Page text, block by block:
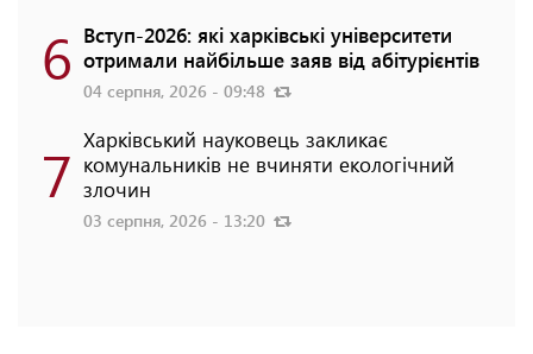
6 Вступ-2026: які харківські університети
отримали найбільше заяв від абітурієнтів
04 серпня, 2026 - 09:48
7 Харківський науковець закликає
комунальників не вчиняти екологічний
злочин
03 серпня, 2026 - 13:20